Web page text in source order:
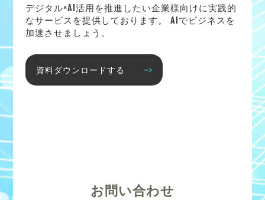
デジタル×AI活用を推進したい企業様向けに実践的
なサービスを提供しております。 AIでビジネスを
加速させましょう。
資料ダウンロードする
お問い合わせ